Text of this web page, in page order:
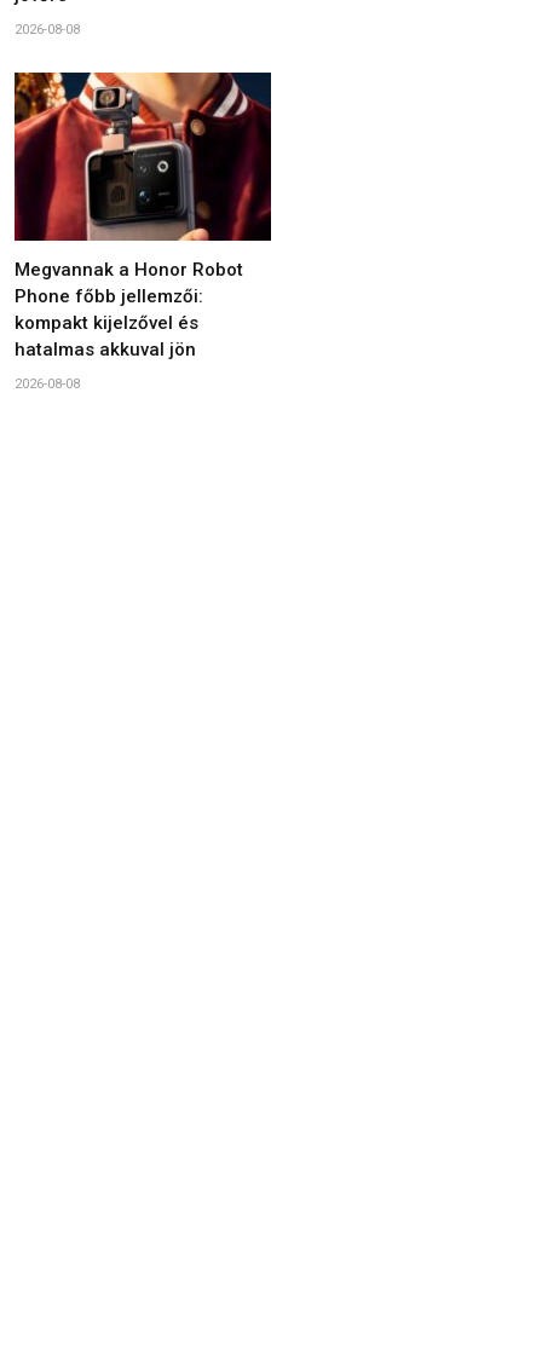
2026-08-08
Megvannak a Honor Robot
Phone főbb jellemzői:
kompakt kijelzővel és
hatalmas akkuval jön
2026-08-08